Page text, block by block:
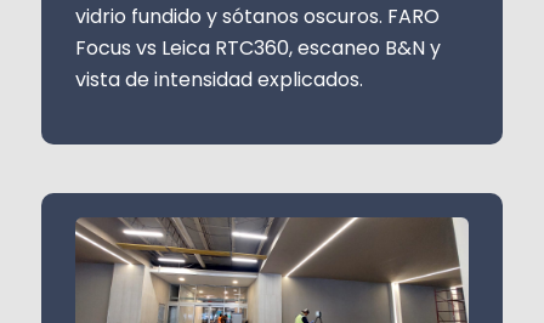
vidrio fundido y sótanos oscuros. FARO
Focus vs Leica RTC360, escaneo B&N y
vista de intensidad explicados.